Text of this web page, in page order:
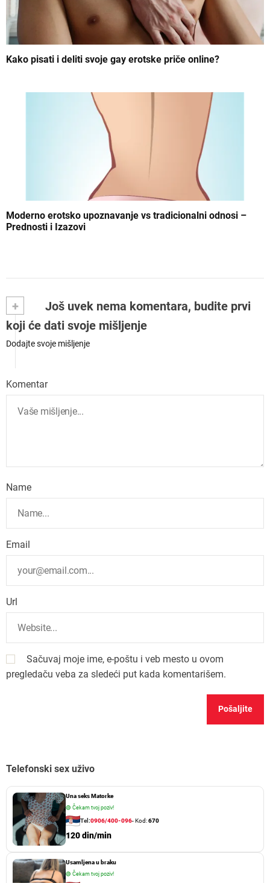
Kako pisati i deliti svoje gay erotske priče online?
Moderno erotsko upoznavanje vs tradicionalni odnosi –
Prednosti i Izazovi
+
Još uvek nema komentara, budite prvi
koji će dati svoje mišljenje
Dodajte svoje mišljenje
Komentar
Name
Email
Url
Sačuvaj moje ime, e-poštu i veb mesto u ovom
pregledaču veba za sledeći put kada komentarišem.
Telefonski sex uživo
Una seks Matorke
🟢 Čekam tvoj poziv!
Tel:0906/400-096- Kod:670
120 din/min
Usamljena u braku
🟢 Čekam tvoj poziv!